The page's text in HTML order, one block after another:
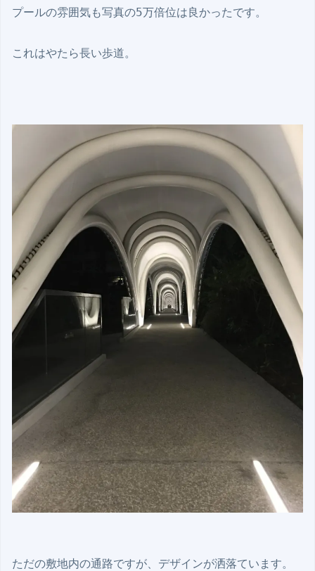
プールの雰囲気も写真の5万倍位は良かったです。
これはやたら長い歩道。
ただの敷地内の通路ですが、デザインが洒落ています。